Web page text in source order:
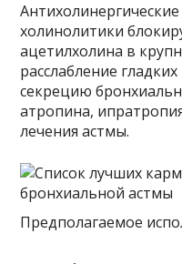
холинолитики
ацетилхолина в
расслабление
секрецию
атропина,
лечения астмы.
Предполагаемое